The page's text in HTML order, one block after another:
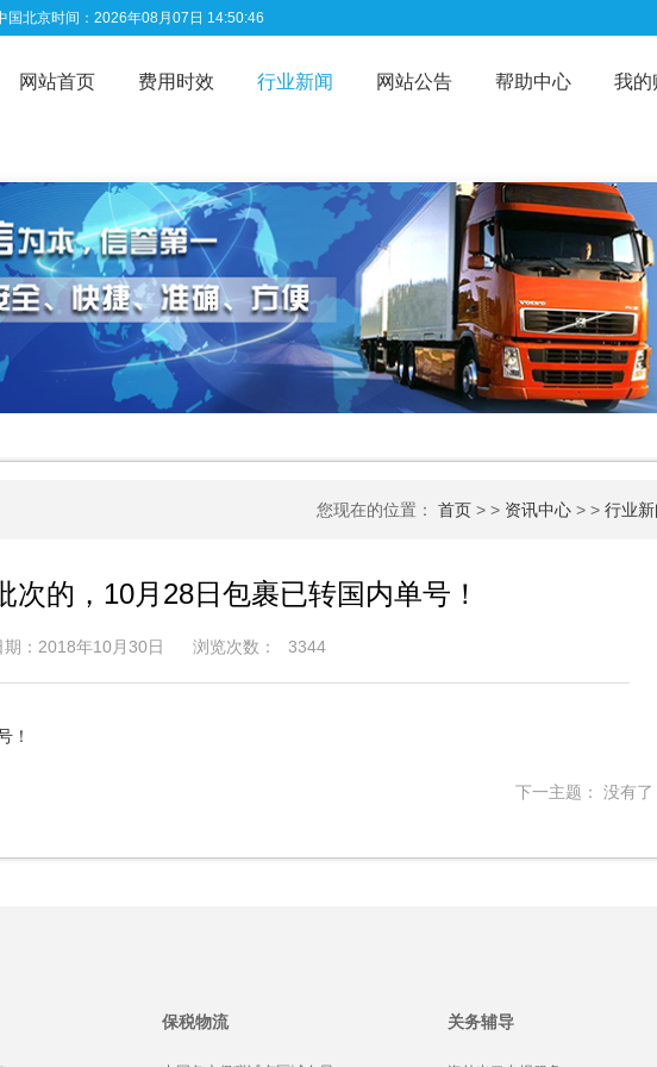
国北京时间：2026年08月07日 14:50:46
网站首页 费用时效 行业新闻 网站公告 帮助中心 我的
您现在的位置： 首页 > > 资讯中心 > > 行业新
次的，10月28日包裹已转国内单号！
期：2018年10月30日 浏览次数： 3344
！
下一主题： 没有了
保税物流 关务辅导